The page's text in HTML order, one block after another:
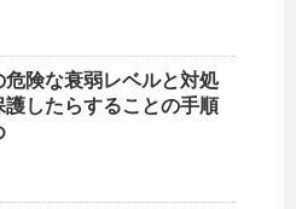
危険な衰弱レベルと対処
護したらすることの手順